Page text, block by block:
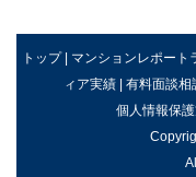
トップ| マンションレポート
ィア実績| 有料面談相
個人情報保